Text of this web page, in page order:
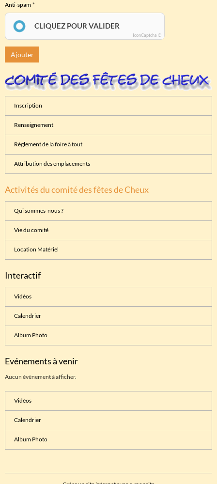
Anti-spam
CLIQUEZ POUR VALIDER
IconCaptcha ©
Ajouter
Inscription
Renseignement
Règlement de la foire à tout
Attribution des emplacements
Activités du comité des fêtes de Cheux
Qui sommes-nous ?
Vie du comité
Location Matériel
Interactif
Vidéos
Calendrier
Album Photo
Evénements à venir
Aucun évènement à afficher.
Vidéos
Calendrier
Album Photo